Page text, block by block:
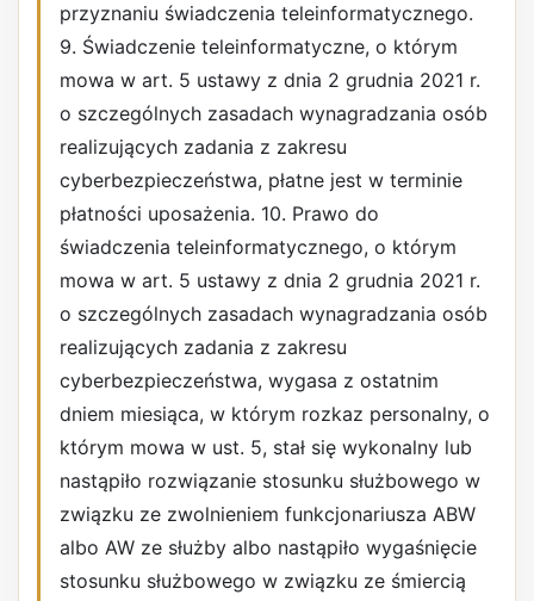
przyznaniu świadczenia teleinformatycznego.
9. Świadczenie teleinformatyczne, o którym
mowa w art. 5 ustawy z dnia 2 grudnia 2021 r.
o szczególnych zasadach wynagradzania osób
realizujących zadania z zakresu
cyberbezpieczeństwa, płatne jest w terminie
płatności uposażenia. 10. Prawo do
świadczenia teleinformatycznego, o którym
mowa w art. 5 ustawy z dnia 2 grudnia 2021 r.
o szczególnych zasadach wynagradzania osób
realizujących zadania z zakresu
cyberbezpieczeństwa, wygasa z ostatnim
dniem miesiąca, w którym rozkaz personalny, o
którym mowa w ust. 5, stał się wykonalny lub
nastąpiło rozwiązanie stosunku służbowego w
związku ze zwolnieniem funkcjonariusza ABW
albo AW ze służby albo nastąpiło wygaśnięcie
stosunku służbowego w związku ze śmiercią